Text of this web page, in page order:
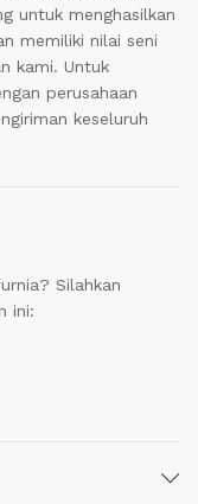
untuk menghasilkan
memiliki nilai seni
kami. Untuk
perusahaan
keseluruh
Silahkan
ini: